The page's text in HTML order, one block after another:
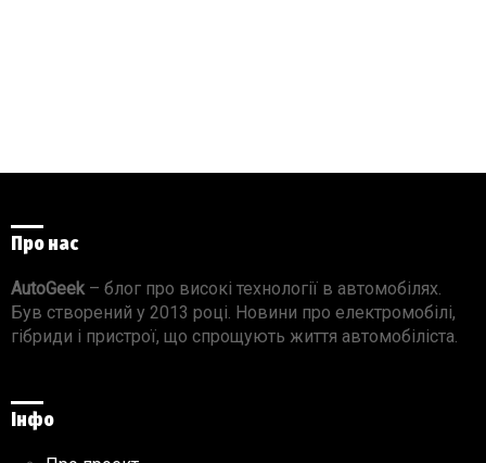
Про нас
AutoGeek– блог про високі технології в автомобілях.
Був створений у 2013 році. Новини про електромобілі,
гібриди і пристрої, що спрощують життя автомобіліста.
Інфо